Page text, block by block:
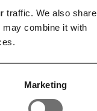
traffic. We also share
combine it with
Marketing
og
bruges til at